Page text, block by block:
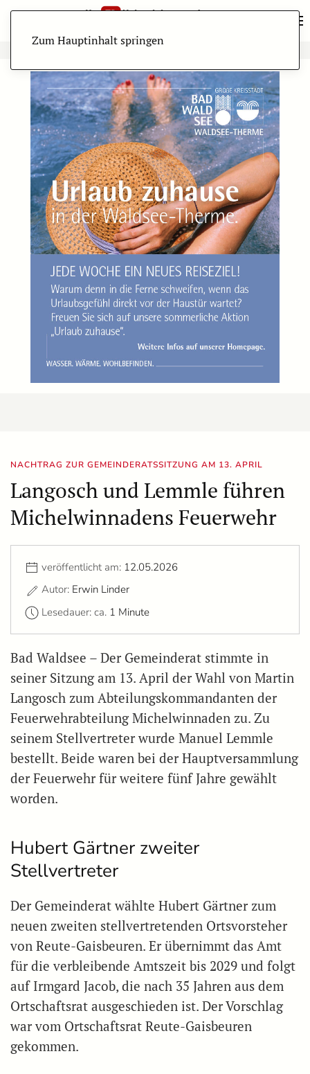
Zum Hauptinhalt springen
NACHTRAG ZUR GEMEINDERATSSITZUNG AM 13. APRIL
Langosch und Lemmle führen
Michelwinnadens Feuerwehr
veröffentlicht am: 12.05.2026
Autor: Erwin Linder
Lesedauer: ca. 1 Minute
Bad Waldsee – Der Gemeinderat stimmte in
seiner Sitzung am 13. April der Wahl von Martin
Langosch zum Abteilungskommandanten der
Feuerwehrabteilung Michelwinnaden zu. Zu
seinem Stellvertreter wurde Manuel Lemmle
bestellt. Beide waren bei der Hauptversammlung
der Feuerwehr für weitere fünf Jahre gewählt
worden.
Hubert Gärtner zweiter
Stellvertreter
Der Gemeinderat wählte Hubert Gärtner zum
neuen zweiten stellvertretenden Ortsvorsteher
von Reute-Gaisbeuren. Er übernimmt das Amt
für die verbleibende Amtszeit bis 2029 und folgt
auf Irmgard Jacob, die nach 35 Jahren aus dem
Ortschaftsrat ausgeschieden ist. Der Vorschlag
war vom Ortschaftsrat Reute-Gaisbeuren
gekommen.